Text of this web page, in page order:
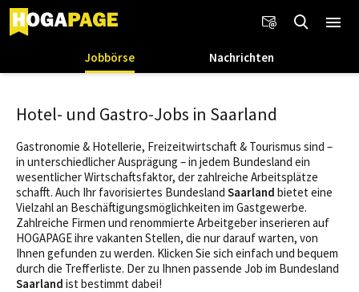
Jobbörse Nachrichten
Hotel- und Gastro-Jobs in Saarland
Gastronomie & Hotellerie, Freizeitwirtschaft & Tourismus sind –
in unterschiedlicher Ausprägung – in jedem Bundesland ein
wesentlicher Wirtschaftsfaktor, der zahlreiche Arbeitsplätze
schafft. Auch Ihr favorisiertes Bundesland Saarland bietet eine
Vielzahl an Beschäftigungsmöglichkeiten im Gastgewerbe.
Zahlreiche Firmen und renommierte Arbeitgeber inserieren auf
HOGAPAGE ihre vakanten Stellen, die nur darauf warten, von
Ihnen gefunden zu werden. Klicken Sie sich einfach und bequem
durch die Trefferliste. Der zu Ihnen passende Job im Bundesland
Saarland ist bestimmt dabei!